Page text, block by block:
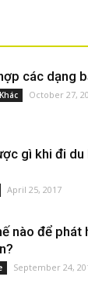
các dạng
October 27,
gì khi đi
April 25, 2017
nào để phát
September 24,